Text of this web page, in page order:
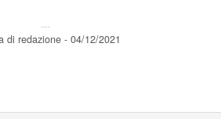
---
di redazione - 04/12/2021